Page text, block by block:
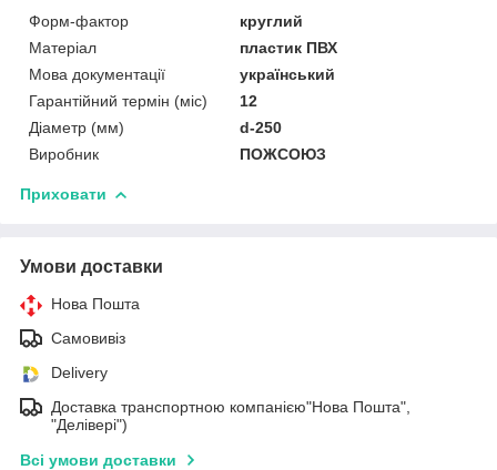
Форм-фактор
круглий
Матеріал
пластик ПВХ
Мова документації
український
Гарантійний термін (міс)
12
Діаметр (мм)
d-250
Виробник
ПОЖСОЮЗ
Приховати
Умови доставки
Нова Пошта
Самовивіз
Delivery
Доставка транспортною компанією"Нова Пошта",
"Делівері")
Всі умови доставки